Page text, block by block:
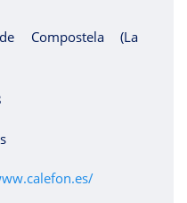
Compostela (La